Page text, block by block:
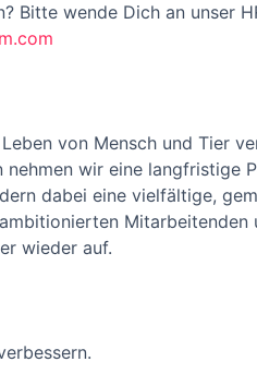
Bitte wende Dich an unser
von Mensch und Tier
wir eine langfristige
dabei eine vielfältige,
Mitarbeitenden
wieder auf.